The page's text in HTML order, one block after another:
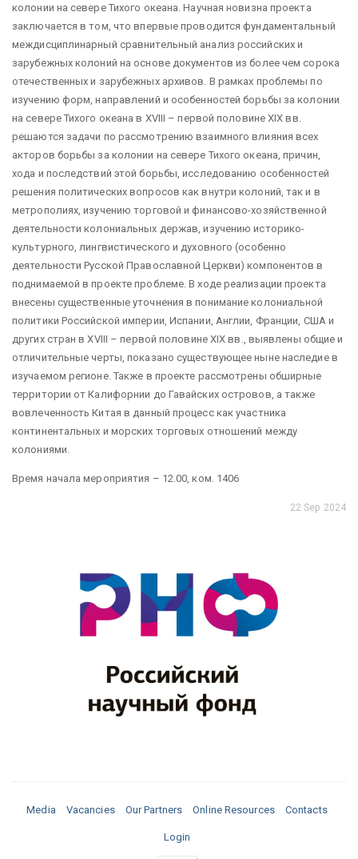
колонии на севере Тихого океана. Научная новизна проекта
заключается в том, что впервые проводится фундаментальный
междисциплинарный сравнительный анализ российских и
зарубежных колоний на основе документов из более чем сорока
отечественных и зарубежных архивов. В рамках проблемы по
изучению форм, направлений и особенностей борьбы за колонии
на севере Тихого океана в XVIII – первой половине XIX вв.
решаются задачи по рассмотрению взаимного влияния всех
акторов борьбы за колонии на севере Тихого океана, причин,
хода и последствий этой борьбы, исследованию особенностей
решения политических вопросов как внутри колоний, так и в
метрополиях, изучению торговой и финансово-хозяйственной
деятельности колониальных держав, изучению историко-
культурного, лингвистического и духовного (особенно
деятельности Русской Православной Церкви) компонентов в
поднимаемой в проекте проблеме. В ходе реализации проекта
внесены существенные уточнения в понимание колониальной
политики Российской империи, Испании, Англии, Франции, США и
других стран в XVIII – первой половине XIX вв., выявлены общие и
отличительные черты, показано существующее ныне наследие в
изучаемом регионе. Также в проекте рассмотрены обширные
территории от Калифорнии до Гавайских островов, а также
вовлеченность Китая в данный процесс как участника
континентальных и морских торговых отношений между
колониями.
Время начала мероприятия – 12.00, ком. 1406
22 Sep 2024
Media Vacancies Our Partners Online Resources Contacts
Login